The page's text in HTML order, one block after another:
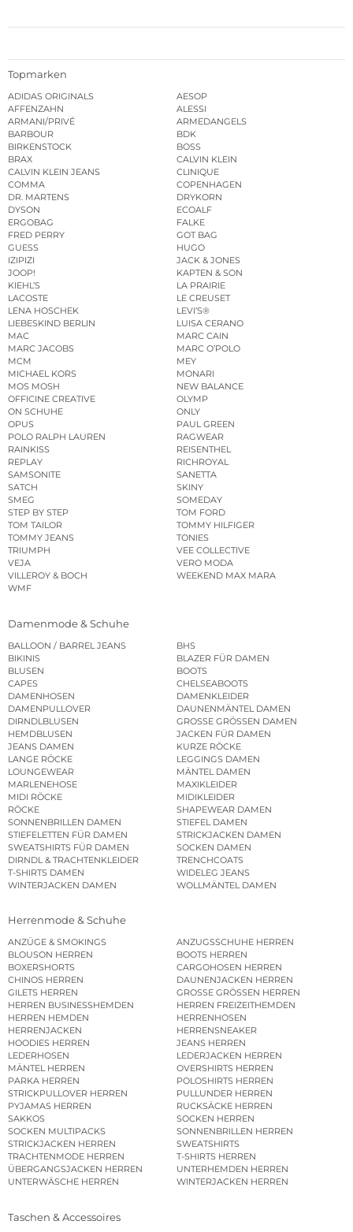
Topmarken
ADIDAS ORIGINALS
AESOP
AFFENZAHN
ALESSI
ARMANI/PRIVÉ
ARMEDANGELS
BARBOUR
BDK
BIRKENSTOCK
BOSS
BRAX
CALVIN KLEIN
CALVIN KLEIN JEANS
CLINIQUE
COMMA
COPENHAGEN
DR. MARTENS
DRYKORN
DYSON
ECOALF
ERGOBAG
FALKE
FRED PERRY
GOT BAG
GUESS
HUGO
IZIPIZI
JACK & JONES
JOOP!
KAPTEN & SON
KIEHL’S
LA PRAIRIE
LACOSTE
LE CREUSET
LENA HOSCHEK
LEVI’S®
LIEBESKIND BERLIN
LUISA CERANO
MAC
MARC CAIN
MARC JACOBS
MARC O’POLO
MCM
MEY
MICHAEL KORS
MONARI
MOS MOSH
NEW BALANCE
OFFICINE CREATIVE
OLYMP
ON SCHUHE
ONLY
OPUS
PAUL GREEN
POLO RALPH LAUREN
RAGWEAR
RAINKISS
REISENTHEL
REPLAY
RICHROYAL
SAMSONITE
SANETTA
SATCH
SKINY
SMEG
SOMEDAY
STEP BY STEP
TOM FORD
TOM TAILOR
TOMMY HILFIGER
TOMMY JEANS
TONIES
TRIUMPH
VEE COLLECTIVE
VEJA
VERO MODA
VILLEROY & BOCH
WEEKEND MAX MARA
WMF
Damenmode & Schuhe
BALLOON / BARREL JEANS
BHS
BIKINIS
BLAZER FÜR DAMEN
BLUSEN
BOOTS
CAPES
CHELSEABOOTS
DAMENHOSEN
DAMENKLEIDER
DAMENPULLOVER
DAUNENMÄNTEL DAMEN
DIRNDLBLUSEN
GROSSE GRÖSSEN DAMEN
HEMDBLUSEN
JACKEN FÜR DAMEN
JEANS DAMEN
KURZE RÖCKE
LANGE RÖCKE
LEGGINGS DAMEN
LOUNGEWEAR
MÄNTEL DAMEN
MARLENEHOSE
MAXIKLEIDER
MIDI RÖCKE
MIDIKLEIDER
RÖCKE
SHAPEWEAR DAMEN
SONNENBRILLEN DAMEN
STIEFEL DAMEN
STIEFELETTEN FÜR DAMEN
STRICKJACKEN DAMEN
SWEATSHIRTS FÜR DAMEN
SOCKEN DAMEN
DIRNDL & TRACHTENKLEIDER
TRENCHCOATS
T-SHIRTS DAMEN
WIDELEG JEANS
WINTERJACKEN DAMEN
WOLLMÄNTEL DAMEN
Herrenmode & Schuhe
ANZÜGE & SMOKINGS
ANZUGSSCHUHE HERREN
BLOUSON HERREN
BOOTS HERREN
BOXERSHORTS
CARGOHOSEN HERREN
CHINOS HERREN
DAUNENJACKEN HERREN
GILETS HERREN
GROSSE GRÖSSEN HERREN
HERREN BUSINESSHEMDEN
HERREN FREIZEITHEMDEN
HERREN HEMDEN
HERRENHOSEN
HERRENJACKEN
HERRENSNEAKER
HOODIES HERREN
JEANS HERREN
LEDERHOSEN
LEDERJACKEN HERREN
MÄNTEL HERREN
OVERSHIRTS HERREN
PARKA HERREN
POLOSHIRTS HERREN
STRICKPULLOVER HERREN
PULLUNDER HERREN
PYJAMAS HERREN
RUCKSÄCKE HERREN
SAKKOS
SOCKEN HERREN
SOCKEN MULTIPACKS
SONNENBRILLEN HERREN
STRICKJACKEN HERREN
SWEATSHIRTS
TRACHTENMODE HERREN
T-SHIRTS HERREN
ÜBERGANGSJACKEN HERREN
UNTERHEMDEN HERREN
UNTERWÄSCHE HERREN
WINTERJACKEN HERREN
Taschen & Accessoires